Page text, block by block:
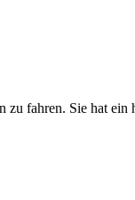
fahren. Sie hat